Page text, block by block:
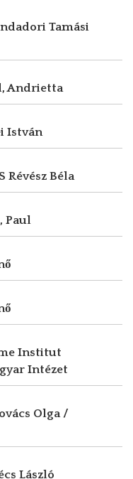
Tamási
Andrietta
István
Révész Béla
Paul
Institut
Intézet
Olga /
László